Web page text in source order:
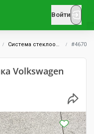
Войти
Система стеклоочистителей #4670
Volkswagen